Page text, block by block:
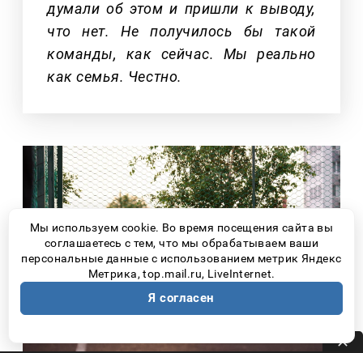
думали об этом и пришли к выводу,
что нет. Не получилось бы такой
команды, как сейчас. Мы реально
как семья. Честно.
Мы используем cookie. Во время посещения сайта вы
соглашаетесь с тем, что мы обрабатываем ваши
персональные данные с использованием метрик Яндекс
Метрика, top.mail.ru, LiveInternet.
Я согласен